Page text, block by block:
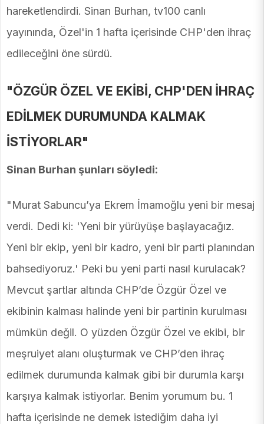
hareketlendirdi. Sinan Burhan, tv100 canlı
yayınında, Özel'in 1 hafta içerisinde CHP'den ihraç
edileceğini öne sürdü.
"ÖZGÜR ÖZEL VE EKİBİ, CHP'DEN İHRAÇ
EDİLMEK DURUMUNDA KALMAK
İSTİYORLAR"
Sinan Burhan şunları söyledi:
"Murat Sabuncu’ya Ekrem İmamoğlu yeni bir mesaj
verdi. Dedi ki: 'Yeni bir yürüyüşe başlayacağız.
Yeni bir ekip, yeni bir kadro, yeni bir parti planından
bahsediyoruz.' Peki bu yeni parti nasıl kurulacak?
Mevcut şartlar altında CHP’de Özgür Özel ve
ekibinin kalması halinde yeni bir partinin kurulması
mümkün değil. O yüzden Özgür Özel ve ekibi, bir
meşruiyet alanı oluşturmak ve CHP’den ihraç
edilmek durumunda kalmak gibi bir durumla karşı
karşıya kalmak istiyorlar. Benim yorumum bu. 1
hafta içerisinde ne demek istediğim daha iyi